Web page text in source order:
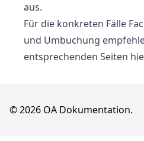
aus.
Für die konkreten Fälle
und Umbuchung
entsprechenden Seiten
© 2026 OA Dokumentation.